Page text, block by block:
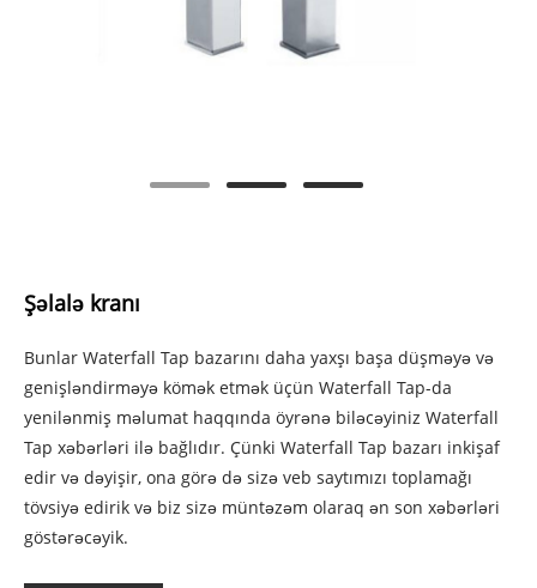
Şəlalə kranı
Bunlar Waterfall Tap bazarını daha yaxşı başa düşməyə və
genişləndirməyə kömək etmək üçün Waterfall Tap-da
yenilənmiş məlumat haqqında öyrənə biləcəyiniz Waterfall
Tap xəbərləri ilə bağlıdır. Çünki Waterfall Tap bazarı inkişaf
edir və dəyişir, ona görə də sizə veb saytımızı toplamağı
tövsiyə edirik və biz sizə müntəzəm olaraq ən son xəbərləri
göstərəcəyik.